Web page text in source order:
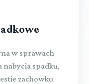
w sprawach
spadku,
zachowku